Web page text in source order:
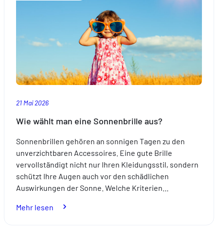
21 Mai 2026
Wie wählt man eine Sonnenbrille aus?
Sonnenbrillen gehören an sonnigen Tagen zu den
unverzichtbaren Accessoires. Eine gute Brille
vervollständigt nicht nur Ihren Kleidungsstil, sondern
schützt Ihre Augen auch vor den schädlichen
Auswirkungen der Sonne. Welche Kriterien…
Mehr lesen